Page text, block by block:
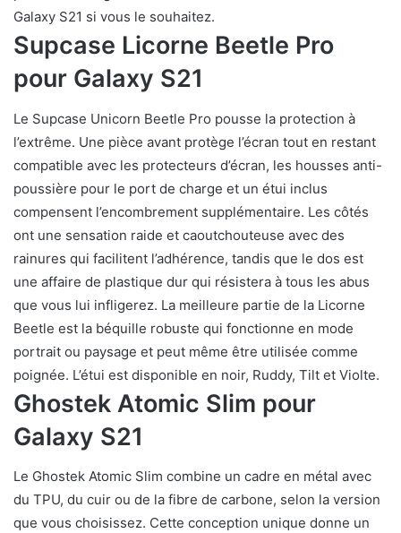
Galaxy S21 si vous le souhaitez.
Supcase Licorne Beetle Pro
pour Galaxy S21
Le Supcase Unicorn Beetle Pro pousse la protection à
l’extrême. Une pièce avant protège l’écran tout en restant
compatible avec les protecteurs d’écran, les housses anti-
poussière pour le port de charge et un étui inclus
compensent l’encombrement supplémentaire. Les côtés
ont une sensation raide et caoutchouteuse avec des
rainures qui facilitent l’adhérence, tandis que le dos est
une affaire de plastique dur qui résistera à tous les abus
que vous lui infligerez. La meilleure partie de la Licorne
Beetle est la béquille robuste qui fonctionne en mode
portrait ou paysage et peut même être utilisée comme
poignée. L’étui est disponible en noir, Ruddy, Tilt et Violte.
Ghostek Atomic Slim pour
Galaxy S21
Le Ghostek Atomic Slim combine un cadre en métal avec
du TPU, du cuir ou de la fibre de carbone, selon la version
que vous choisissez. Cette conception unique donne un